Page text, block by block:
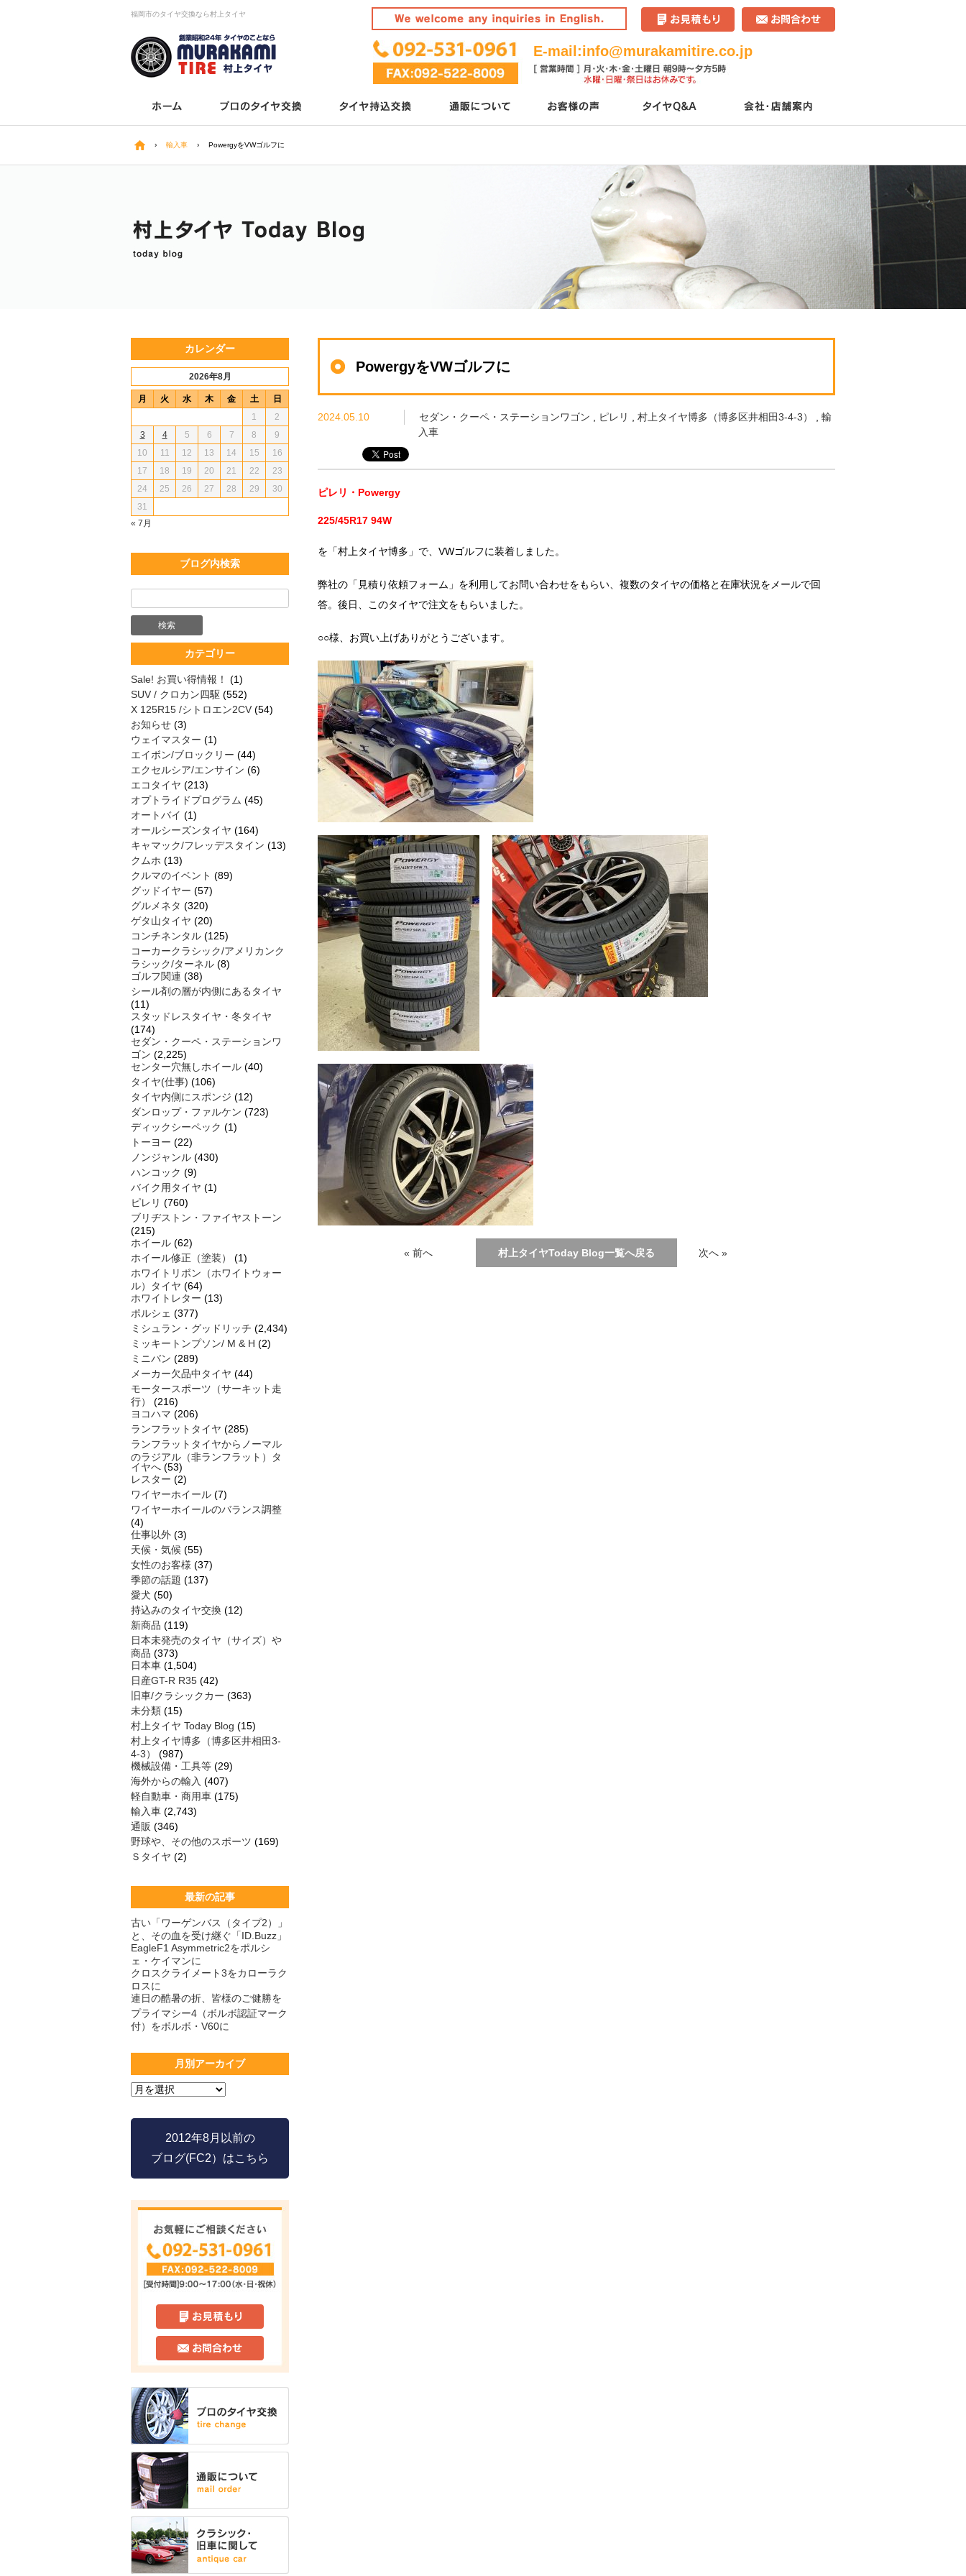
福岡市のタイヤ交換なら村上タイヤ
E-mail:info@murakamitire.co.jp
› 輸入車 › PowergyをVWゴルフに
PowergyをVWゴルフに
2024.05.10 セダン・クーペ・ステーションワゴン ピレリ 村上タイヤ博多（博多区井相田3-4-3）
輸
入車
ピレリ・Powergy
225/45R17 94W
を「村上タイヤ博多」で、VWゴルフに装着しました。
弊社の「見積り依頼フォーム」を利用してお問い合わせをもらい、複数のタイヤの価格と在庫状況をメールで回
答。後日、このタイヤで注文をもらいました。
○○様、お買い上げありがとうございます。
« 前へ 村上タイヤToday Blog一覧へ戻る 次へ »
カレンダー
2026年8月
月 火 水 木 金 土 日
« 7月
1
2
3
4 5 6 7 8
9
10
11 12 13 14 15
16
17
18 19 20 21 22
23
24
25 26 27 28 29
30
31
ブログ内検索
カテゴリー
Sale! お買い得情報！
(1)
SUV / クロカン四駆 (552)
X 125R15 /シトロエン2CV (54)
お知らせ (3)
ウェイマスター (1)
エイボン/ブロックリー (44)
エクセルシア/エンサイン (6)
エコタイヤ (213)
オプトライドプログラム (45)
オートバイ (1)
オールシーズンタイヤ (164)
キャマック/フレッデスタイン (13)
クムホ (13)
クルマのイベント (89)
グッドイヤー (57)
グルメネタ (320)
ゲタ山タイヤ (20)
コンチネンタル (125)
コーカークラシック/アメリカンク
ラシック/ターネル (8)
ゴルフ関連 (38)
シール剤の層が内側にあるタイヤ
(11)
スタッドレスタイヤ・冬タイヤ
(174)
セダン・クーペ・ステーションワ
ゴン (2,225)
センター穴無しホイール (40)
タイヤ(仕事) (106)
タイヤ内側にスポンジ (12)
ダンロップ・ファルケン (723)
ディックシーペック (1)
トーヨー (22)
ノンジャンル (430)
ハンコック (9)
バイク用タイヤ (1)
ピレリ (760)
ブリヂストン・ファイヤストーン
(215)
ホイール (62)
ホイール修正（塗装）
(1)
ホワイトリボン（ホワイトウォー
ル）タイヤ (64)
ホワイトレター (13)
ポルシェ (377)
ミシュラン・グッドリッチ (2,434)
ミッキートンプソン/ M & H (2)
ミニバン (289)
メーカー欠品中タイヤ (44)
モータースポーツ（サーキット走
行）
(216)
ヨコハマ (206)
ランフラットタイヤ (285)
ランフラットタイヤからノーマル
のラジアル（非ランフラット）タ
イヤへ (53)
レスター (2)
ワイヤーホイール (7)
ワイヤーホイールのバランス調整
(4)
仕事以外 (3)
天候・気候 (55)
女性のお客様 (37)
季節の話題 (137)
愛犬 (50)
持込みのタイヤ交換 (12)
新商品 (119)
日本未発売のタイヤ（サイズ）や
商品 (373)
日本車 (1,504)
日産GT-R R35 (42)
旧車/クラシックカー (363)
未分類 (15)
村上タイヤ Today Blog (15)
村上タイヤ博多（博多区井相田3-
4-3）
(987)
機械設備・工具等 (29)
海外からの輸入 (407)
軽自動車・商用車 (175)
輸入車 (2,743)
通販 (346)
野球や、その他のスポーツ (169)
Ｓタイヤ (2)
最新の記事
古い「ワーゲンバス（タイプ2）」
と、その血を受け継ぐ「ID.Buzz」
EagleF1 Asymmetric2をポルシ
ェ・ケイマンに
クロスクライメート3をカローラク
ロスに
連日の酷暑の折、皆様のご健勝を
プライマシー4（ボルボ認証マーク
付）をボルボ・V60に
月別アーカイブ
2012年8月以前の
ブログ(FC2）はこちら